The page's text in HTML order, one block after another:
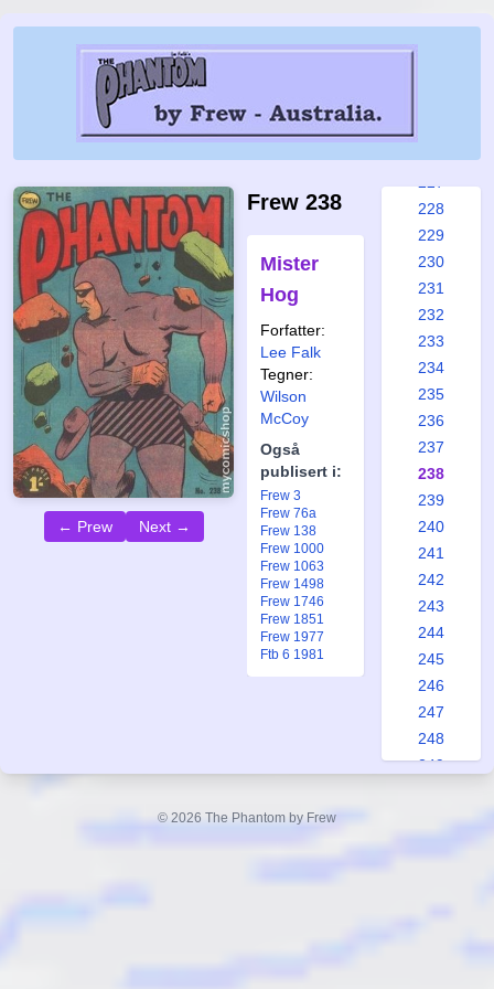
← Prew Next →
Frew 238
Mister
Hog
Forfatter:
Lee Falk
Tegner:
Wilson
McCoy
Også
publisert i:
Frew 3
Frew 76a
Frew 138
Frew 1000
Frew 1063
Frew 1498
Frew 1746
Frew 1851
Frew 1977
Ftb 6 1981
221
228
229
230
231
232
233
234
235
236
237
238
239
240
241
242
243
244
245
246
247
248
249
© 2026 The Phantom by Frew